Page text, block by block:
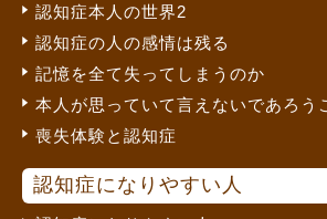
認知症本人の世界2
認知症の人の感情は残る
記憶を全て失ってしまうのか
本人が思っていて言えないであろう
喪失体験と認知症
認知症になりやすい人